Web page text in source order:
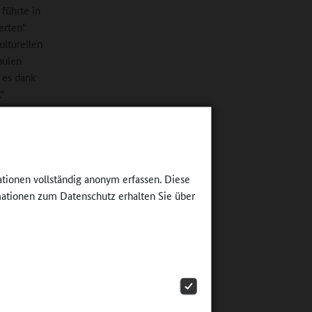
vollständig anonym erfassen. Diese
zum Datenschutz erhalten Sie über
in
dank
eine
mit